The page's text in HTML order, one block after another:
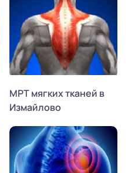
МРТ мягких тканей в
Измайлово